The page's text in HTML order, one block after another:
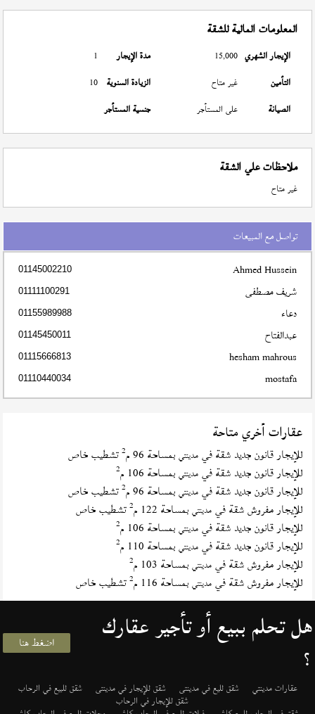
المعلومات المالية للشقة
الإيجار الشهري 15,000 مدة الإيجار
1
التأمين
غير متاح الزيادة السنوية 10
الصيانة
على المستأجر جنسية المستأجر
ملاحظات علي الشقة
غير متاح
تواصل مع المبيعات
Ahmed Hussein
01145002210
شريف مصطفى 01111100291
دعاء 01155989988
عبدالفتاح 01145450011
hesham mahrous
01115666813
mostafa
01110440034
عقارات أخري متاحة
للإيجار قانون جديد شقة فيمدينتي بمساحة 96 م 2تشطيب خاص
للإيجار قانون جديد شقة فيمدينتي بمساحة 106 م 2
للإيجار قانون جديد شقة فيمدينتي بمساحة 96 م 2تشطيب خاص
للإيجار مفروش شقة فيمدينتي بمساحة 122 م 2تشطيب خاص
للإيجار قانون جديد شقة فيمدينتي بمساحة 106 م 2
للإيجار قانون جديد شقة فيمدينتي بمساحة 110 م 2
للإيجار مفروش شقة فيمدينتي بمساحة 103 م 2
للإيجار مفروش شقة فيمدينتي بمساحة 116 م 2تشطيب خاص
هل تحلم ببيع أو تأجير عقارك
؟ اضغط هنا
عقارات مدينتي شقق لليع في مدينتى شقق للإيجار في مدينتى شقق للبيع في الرحاب
شقق للإيجار في الرحاب